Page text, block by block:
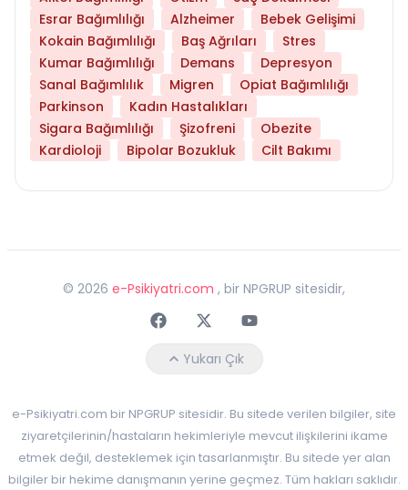
Esrar Bağımlılığı
Alzheimer
Bebek Gelişimi
Kokain Bağımlılığı
Baş Ağrıları
Stres
Kumar Bağımlılığı
Demans
Depresyon
Sanal Bağımlılık
Migren
Opiat Bağımlılığı
Parkinson
Kadın Hastalıkları
Sigara Bağımlılığı
Şizofreni
Obezite
Kardioloji
Bipolar Bozukluk Cilt Bakımı
© 2026 e-Psikiyatri.com , bir NPGRUP sitesidir,
FaceebokTwitterYoutube
Yukarı Çık
e-Psikiyatri.com bir NPGRUP sitesidir. Bu sitede verilen bilgiler, site
ziyaretçilerinin/hastaların hekimleriyle mevcut ilişkilerini ikame
etmek değil, desteklemek için tasarlanmıştır. Bu sitede yer alan
bilgiler bir hekime danışmanın yerine geçmez. Tüm hakları saklıdır.